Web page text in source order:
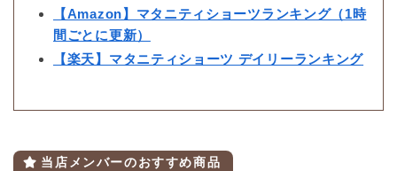
【Amazon】マタニティショーツランキング（1時
間ごとに更新）
【楽天】マタニティショーツ デイリーランキング
当店メンバーのおすすめ商品